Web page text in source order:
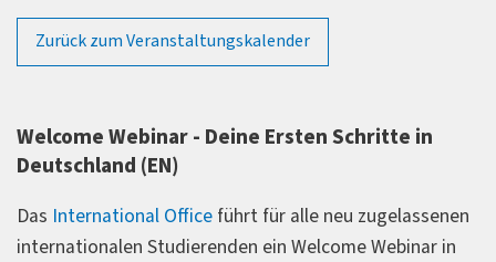
Zurück zum Veranstaltungskalender
Welcome Webinar - Deine Ersten Schritte in
Deutschland (EN)
Das International Office führt für alle neu zugelassenen
internationalen Studierenden ein Welcome Webinar in